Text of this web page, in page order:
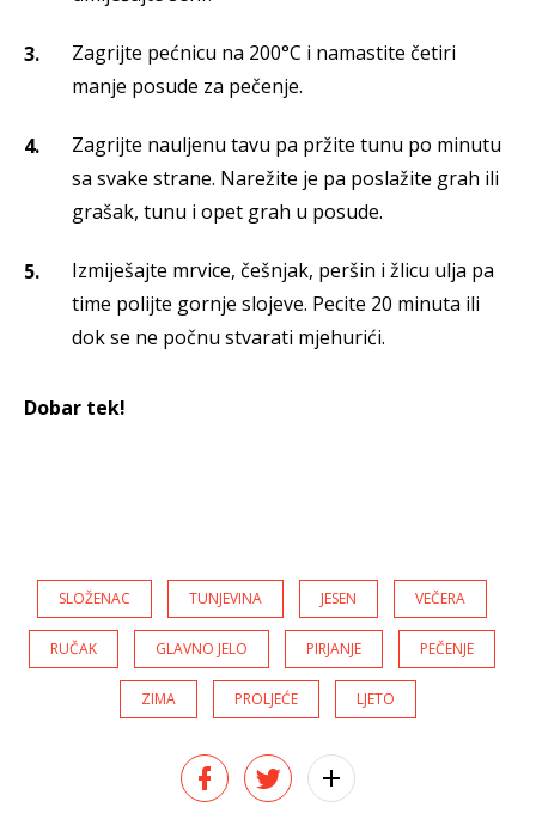
Zagrijte pećnicu na 200°C i namastite četiri
manje posude za pečenje.
Zagrijte nauljenu tavu pa pržite tunu po minutu
sa svake strane. Narežite je pa poslažite grah ili
grašak, tunu i opet grah u posude.
Izmiješajte mrvice, češnjak, peršin i žlicu ulja pa
time polijte gornje slojeve. Pecite 20 minuta ili
dok se ne počnu stvarati mjehurići.
Dobar tek!
SLOŽENAC TUNJEVINA JESEN VEČERA
RUČAK GLAVNO JELO PIRJANJE PEČENJE
ZIMA PROLJEĆE LJETO